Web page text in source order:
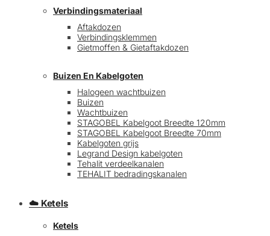
Verbindingsmateriaal
Aftakdozen
Verbindingsklemmen
Gietmoffen & Gietaftakdozen
Buizen En Kabelgoten
Halogeen wachtbuizen
Buizen
Wachtbuizen
STAGOBEL Kabelgoot Breedte 120mm
STAGOBEL Kabelgoot Breedte 70mm
Kabelgoten grijs
Legrand Design kabelgoten
Tehalit verdeelkanalen
TEHALIT bedradingskanalen
☁️ Ketels
Ketels